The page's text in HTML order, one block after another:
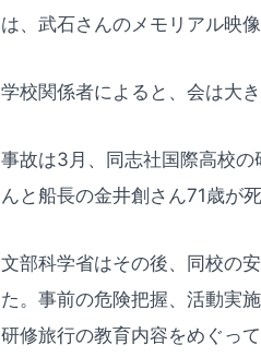
は、武石さんのメモリアル映
学校関係者によると、会は大
事故は3月、同志社国際高校
んと船長の金井創さん71歳が
文部科学省はその後、同校の
た。事前の危険把握、活動実
研修旅行の教育内容をめぐっ